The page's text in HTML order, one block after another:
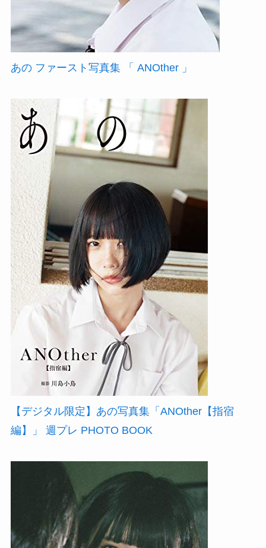
あの ファースト写真集 「 ANOther 」
【デジタル限定】あの写真集「ANOther【指宿
編】」 週プレ PHOTO BOOK